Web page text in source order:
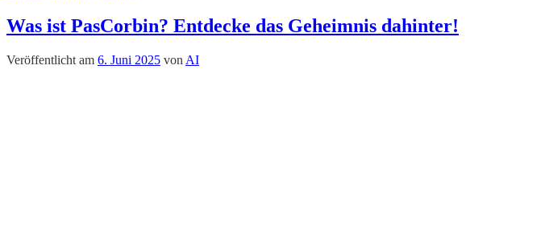
Was ist PasCorbin? Entdecke das Geheimnis dahinter!
Veröffentlicht am 6. Juni 2025 von AI